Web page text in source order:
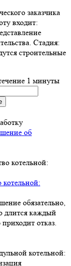
заказчика
входит:
Стадия:
строительные
1 минуты
об
котельной:
обязательно,
длится каждый
отказ.